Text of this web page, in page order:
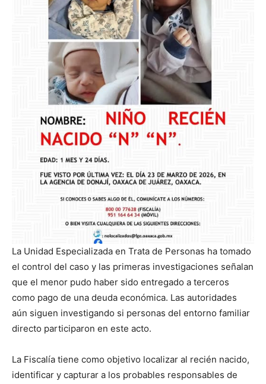
La Unidad Especializada en Trata de Personas ha tomado
el control del caso y las primeras investigaciones señalan
que el menor pudo haber sido entregado a terceros
como pago de una deuda económica. Las autoridades
aún siguen investigando si personas del entorno familiar
directo participaron en este acto.
La Fiscalía tiene como objetivo localizar al recién nacido,
identificar y capturar a los probables responsables de